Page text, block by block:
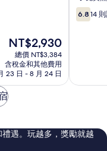
現
在
價
格
為
NT$2,930
NT$2,930
總價 NT$3,384
含稅金和其他費用
23 日 - 8 月 24 日
祥
飯
島
6.8
分，
評
6.8 14
遇。玩越多，獎勵就越